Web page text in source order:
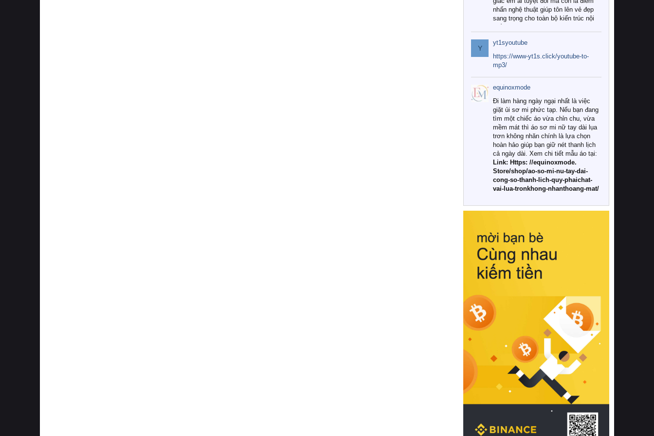
nhấn nghệ thuật giúp tôn lên vẻ đẹp
sang trọng cho toàn bộ kiến trúc nội
Tuy nhiên, giữa thị trường đa dạng
với vô vàn thương hiệu và mẫu mã
như hiện nay, làm thế nào để chọn
được những bộ chăn ga gối đệm cao
cấp thực sự chất lượng, phù hợp với
khí hậu và nhu cầu sử dụng của gia
đình? Hãy cùng chúng tôi đi tìm lời
giải đáp chi tiết qua bài viết dưới đây.
1. Tại sao các gia đình hiện đại lại ưa
chuộng chăn ga gối đệm cao cấp?
Khác với các dòng sản phẩm thông
thường, những bộ chăn ga gối đệm
cao cấp trải qua quy trình sản xuất
nghiêm ngặt từ khâu chọn lọc nguyên
liệu tự nhiên đến công nghệ dệt
nhuộm hiện đại không chứa hóa chất
này, bạn sẽ cảm nhận rõ rệt sự khác
hồi chuẩn xác của phần đệm nâng đỡ
cột sống.
Bên cạnh đó, việc lựa chọn các dòng
sản phẩm đạt chuẩn chất lượng quốc
tế còn giúp ngăn ngừa tình trạng kích
khuẩn và nấm mốc trong điều kiện
thời tiết nóng ẩm. Bạn có thể tìm hiểu
thêm các nghiên cứu khoa học về tác
động của giấc ngủ và môi trường
phòng ngủ đối với sức khỏe con
người tại Sleep Foundation (External
Link) để có cái nhìn toàn diện hơn.
2. Các tiêu chí vàng khi lựa chọn
chăn ga gối đệm cao cấp cho phòng
ngủ
Để sở hữu một bộ chăn ga gối đệm
cao cấp hoàn hảo cả về thẩm mỹ lẫn
công năng, người tiêu dùng cần cân
nhắc kỹ lưỡng các tiêu chí quan trọng
Y
yt1syoutube
https://www-yt1s.click/youtube-to-
mp3/
equinoxmode
Đi làm hàng ngày ngại nhất là việc
giặt ủi sơ mi phức tạp. Nếu bạn đang
tìm một chiếc áo vừa chỉn chu, vừa
mềm mát thì áo sơ mi nữ tay dài lụa
trơn không nhăn chính là lựa chọn
hoàn hảo giúp bạn giữ nét thanh lịch
cả ngày dài. Xem chi tiết mẫu áo tại:
Link: Https: //equinoxmode.
Store/shop/ao-so-mi-nu-tay-dai-
cong-so-thanh-lich-quy-phaichat-
vai-lua-tronkhong-nhanthoang-mat/